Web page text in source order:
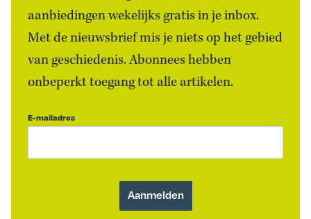
aanbiedingen wekelijks gratis in je inbox.
Met de nieuwsbrief mis je niets op het gebied
van geschiedenis. Abonnees hebben
onbeperkt toegang tot alle artikelen.
E-mailadres